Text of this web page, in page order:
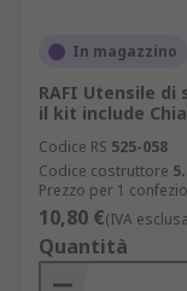
In magazzino
RAFI Utensile di
il kit include
Codice RS 525-058
Codice costruttore
Prezzo per 1
10,80 €(IVA
Quantità